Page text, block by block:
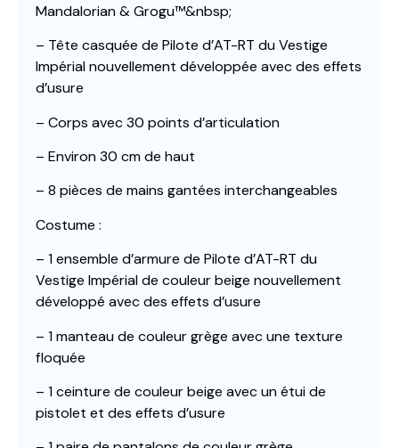
Mandalorian & Grogu™&nbsp;
– Tête casquée de Pilote d’AT-RT du Vestige
Impérial nouvellement développée avec des effets
d’usure
– Corps avec 30 points d’articulation
– Environ 30 cm de haut
– 8 pièces de mains gantées interchangeables
Costume :
– 1 ensemble d’armure de Pilote d’AT-RT du
Vestige Impérial de couleur beige nouvellement
développé avec des effets d’usure
– 1 manteau de couleur grège avec une texture
floquée
– 1 ceinture de couleur beige avec un étui de
pistolet et des effets d’usure